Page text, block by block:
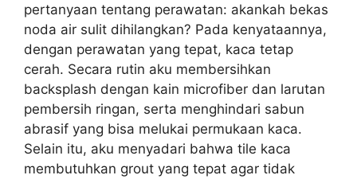
pertanyaan tentang perawatan: akankah bekas
noda air sulit dihilangkan? Pada kenyataannya,
dengan perawatan yang tepat, kaca tetap
cerah. Secara rutin aku membersihkan
backsplash dengan kain microfiber dan larutan
pembersih ringan, serta menghindari sabun
abrasif yang bisa melukai permukaan kaca.
Selain itu, aku menyadari bahwa tile kaca
membutuhkan grout yang tepat agar tidak